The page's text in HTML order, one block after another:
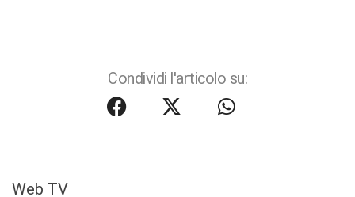
Condividi l'articolo su:
Web TV